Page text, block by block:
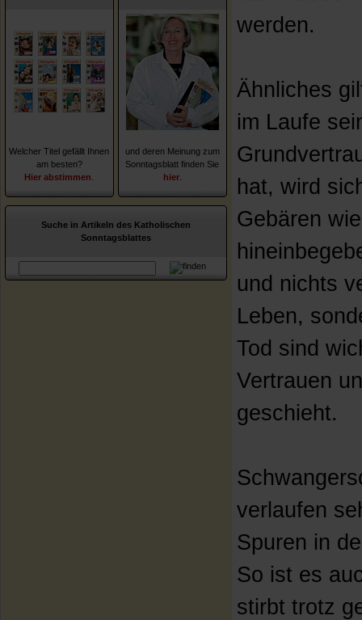
Welcher Titel gefällt Ihnen
am besten?
Hier abstimmen
und deren Meinung zum
Sonntagsblatt finden Sie
hier
Suche in Artikeln des Katholischen
Sonntagsblattes
werden.
Ähnliches
im Laufe
hat, wird
Gebären
und nichts
Leben,
Tod sind
Vertrauen
geschieht.
verlaufen
Spuren in
So ist es
stirbt trotz